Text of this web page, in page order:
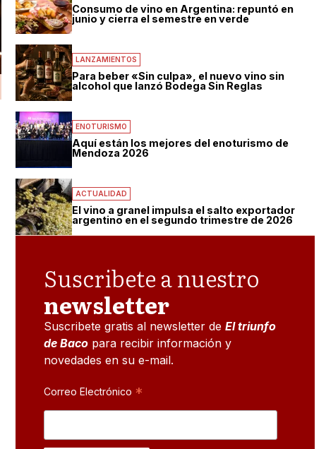
Consumo de vino en Argentina: repuntó en
junio y cierra el semestre en verde
LANZAMIENTOS
Para beber «Sin culpa», el nuevo vino sin
alcohol que lanzó Bodega Sin Reglas
ENOTURISMO
Aquí están los mejores del enoturismo de
Mendoza 2026
ACTUALIDAD
El vino a granel impulsa el salto exportador
argentino en el segundo trimestre de 2026
Suscribete a nuestro
newsletter
Suscribete gratis al newsletter deEl triunfo
de Baco para recibir información y
novedades en su e-mail.
Correo Electrónico *